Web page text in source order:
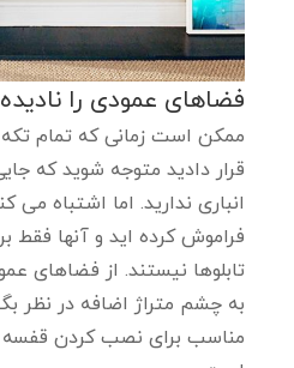
فضاهای عمودی را
ممکن است زمانی که تمام
قرار دادید متوجه شوید که
انباری ندارید. اما اشتباه می
فراموش کرده اید و آنها فقط
تابلوها نیستند. از فضاهای
به چشم متراژ اضافه در نظر
مناسب برای نصب کردن